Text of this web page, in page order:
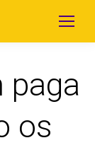
paga
os